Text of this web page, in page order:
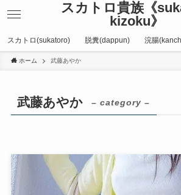
スカトロ貴族《
kizoku》
スカトロ(sukatoro) 脱糞(dappun) 浣腸
ホーム 武藤あやか
武藤あやか – category –